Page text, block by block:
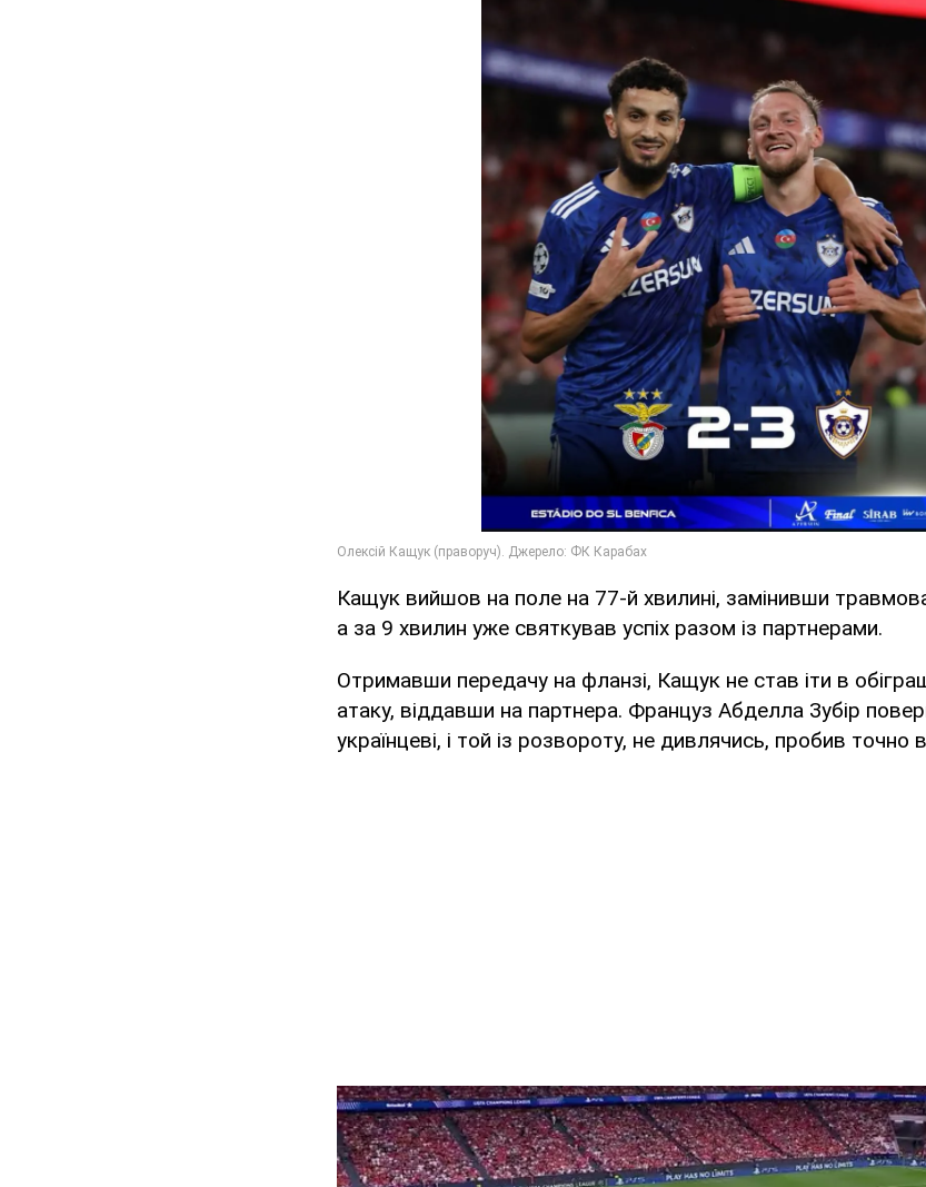
Кащук вийшов на поле на 77-й хвилині, замінивши
а за 9 хвилин уже святкував успіх разом із партнерами.
Отримавши передачу на фланзі, Кащук не став іти в
атаку, віддавши на партнера. Француз Абделла Зубір
українцеві, і той із розвороту, не дивлячись, пробив точно